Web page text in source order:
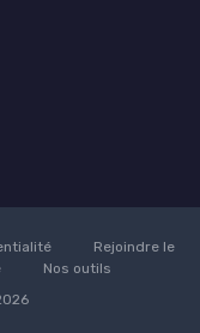
Rejoindre le
Nos outils